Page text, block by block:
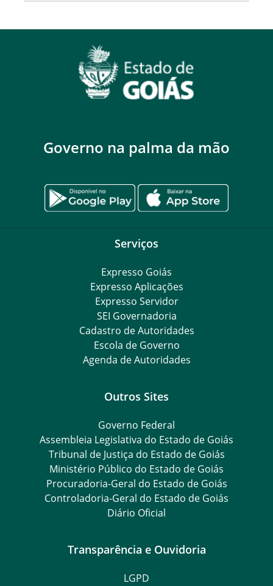
Governo na palma da mão
Serviços
Expresso Goiás
Expresso Aplicações
Expresso Servidor
SEI Governadoria
Cadastro de Autoridades
Escola de Governo
Agenda de Autoridades
Outros Sites
Governo Federal
Assembleia Legislativa do Estado de Goiás
Tribunal de Justiça do Estado de Goiás
Ministério Público do Estado de Goiás
Procuradoria-Geral do Estado de Goiás
Controladoria-Geral do Estado de Goiás
Diário Oficial
Transparência e Ouvidoria
LGPD